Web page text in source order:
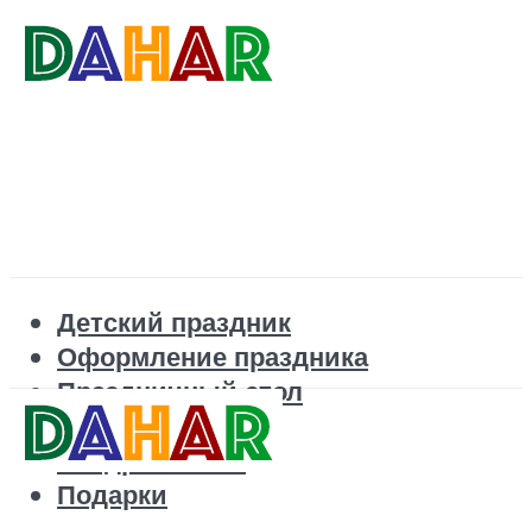
Детский праздник
Оформление праздника
Праздничный стол
Корпоратив
Поздравления
Подарки